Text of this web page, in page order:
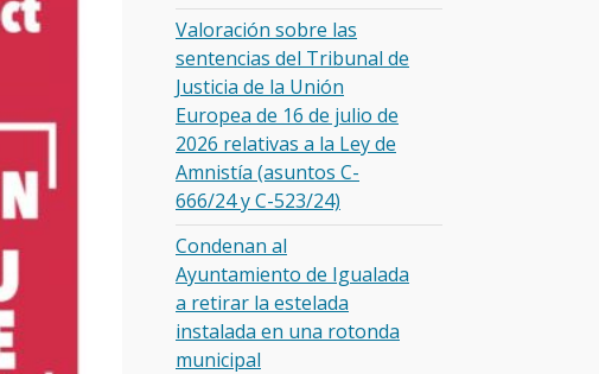
Valoración sobre las
sentencias del Tribunal de
Justicia de la Unión
Europea de 16 de julio de
2026 relativas a la Ley de
Amnistía (asuntos C-
666/24 y C-523/24)
Condenan al
Ayuntamiento de Igualada
a retirar la estelada
instalada en una rotonda
municipal